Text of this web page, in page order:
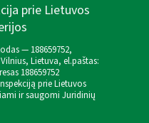
prie Lietuvos
— 188659752,
Lietuva, el.paštas:
188659752
prie Lietuvos
ir saugomi Juridinių